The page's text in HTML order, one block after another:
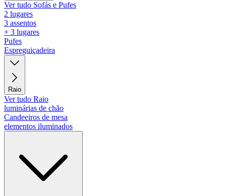
Ver tudo Sofás e Pufes
2 lugares
3 assentos
+ 3 lugares
Pufes
Espreguiçadeira
Raio
Ver tudo Raio
luminárias de chão
Candeeiros de mesa
elementos iluminados